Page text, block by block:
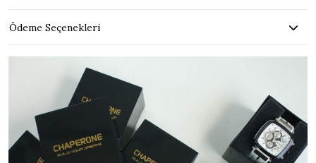
Ödeme Seçenekleri